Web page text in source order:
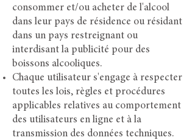
consommer et/ou acheter de l'alcool
dans leur pays de résidence ou résidant
dans un pays restreignant ou
interdisant la publicité pour des
boissons alcooliques.
Chaque utilisateur s'engage à respecter
toutes les lois, règles et procédures
applicables relatives au comportement
des utilisateurs en ligne et à la
transmission des données techniques.